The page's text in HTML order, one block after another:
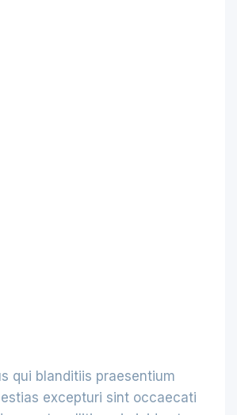
qui blanditiis praesentium
excepturi sint occaecati